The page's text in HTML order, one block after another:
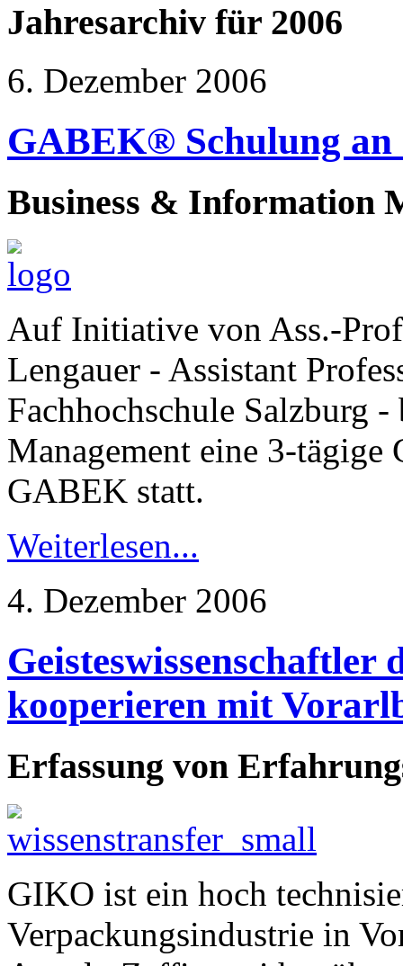
Jahresarchiv für 2006
6. Dezember 2006
GABEK® Schulung an
Business & Information
Auf Initiative von Ass.-
Lengauer - Assistant
Fachhochschule Salzburg
Management eine 3-
GABEK statt.
Weiterlesen...
4. Dezember 2006
kooperieren mit
Erfassung von
GIKO ist ein hoch
Verpackungsindustrie in